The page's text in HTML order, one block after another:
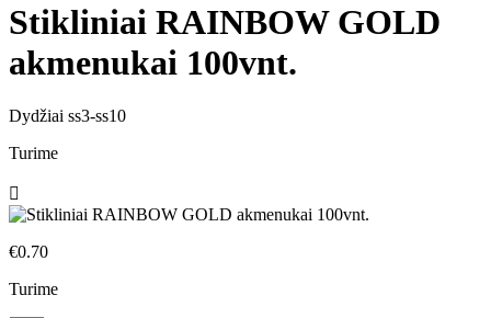
Stikliniai RAINBOW GOLD
akmenukai 100vnt.
Dydžiai ss3-ss10
Turime
€0.70
Turime